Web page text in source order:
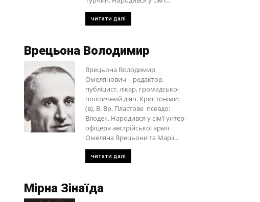
читати далі
Врецьона Володимир
Врецьона Володимир
Омелянович – редактор,
публіцист, лікар, громадсько-
політичний діяч. Криптоніми:
(в), В. Вр. Пластове псевдо:
Влодек. Народився у сім’ї унтер-
офіцера австрійської армії
Омеляна Врецьони та Марії...
читати далі
Мірна Зінаїда